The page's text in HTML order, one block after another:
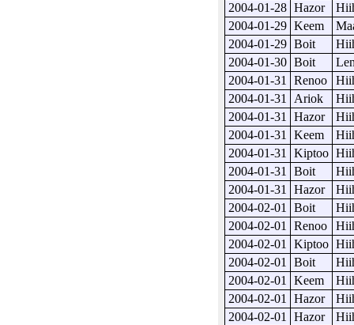
2004-01-28 Hazor
2004-01-29 Keem
2004-01-29 Boit
2004-01-30 Boit
2004-01-31
Renoo
2004-01-31
Ariok
2004-01-31
Hazor
2004-01-31
Keem
2004-01-31
Kiptoo
2004-01-31
Boit
2004-01-31
Hazor
2004-02-01
Boit
2004-02-01
Renoo
2004-02-01
Kiptoo
2004-02-01
Boit
2004-02-01
Keem
2004-02-01
Hazor
2004-02-01
Hazor